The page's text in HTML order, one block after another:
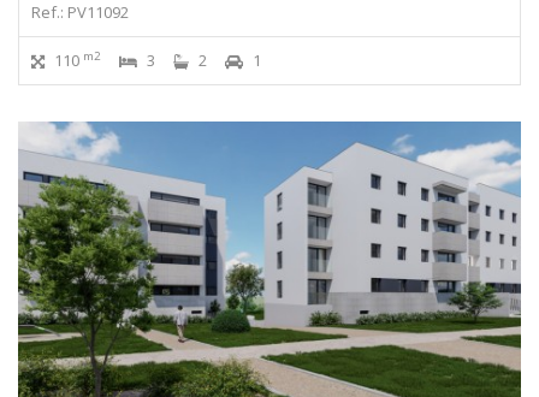
Ref.: PV11092
110 m2 3 2 1